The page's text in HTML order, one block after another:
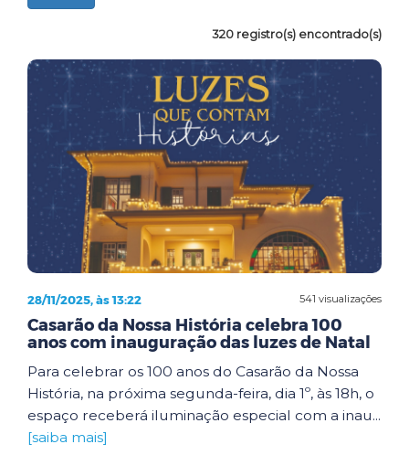
320 registro(s) encontrado(s)
541 visualizações
28/11/2025, às 13:22
Casarão da Nossa História celebra 100
anos com inauguração das luzes de Natal
Para celebrar os 100 anos do Casarão da Nossa
História, na próxima segunda-feira, dia 1º, às 18h, o
espaço receberá iluminação especial com a inau...
[saiba mais]